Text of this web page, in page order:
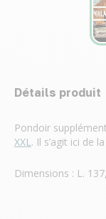
Détails produit
Pondoir
XXL. Il s’agit ici de la
Dimensions : L.